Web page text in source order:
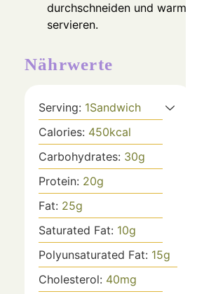
durchschneiden und warm
servieren.
Nährwerte
Serving: 1Sandwich
Calories: 450kcal
Carbohydrates: 30g
Protein: 20g
Fat: 25g
Saturated Fat: 10g
Polyunsaturated Fat: 15g
Cholesterol: 40mg